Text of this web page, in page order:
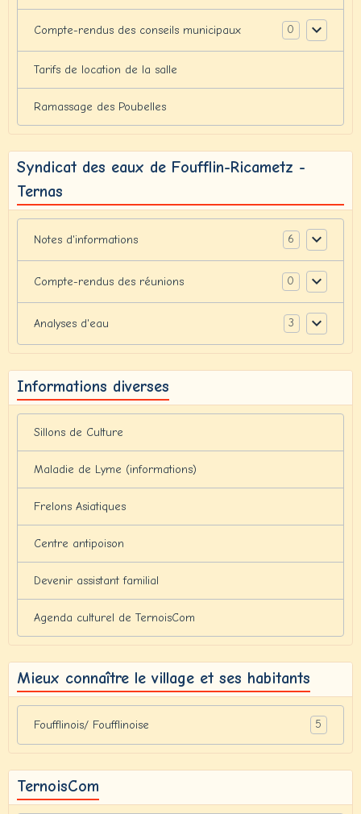
Compte-rendus des conseils municipaux 0
Tarifs de location de la salle
Ramassage des Poubelles
Syndicat des eaux de Foufflin-Ricametz -
Ternas
Notes d'informations 6
Compte-rendus des réunions 0
Analyses d'eau 3
Informations diverses
Sillons de Culture
Maladie de Lyme (informations)
Frelons Asiatiques
Centre antipoison
Devenir assistant familial
Agenda culturel de TernoisCom
Mieux connaître le village et ses habitants
Foufflinois/ Foufflinoise 5
TernoisCom